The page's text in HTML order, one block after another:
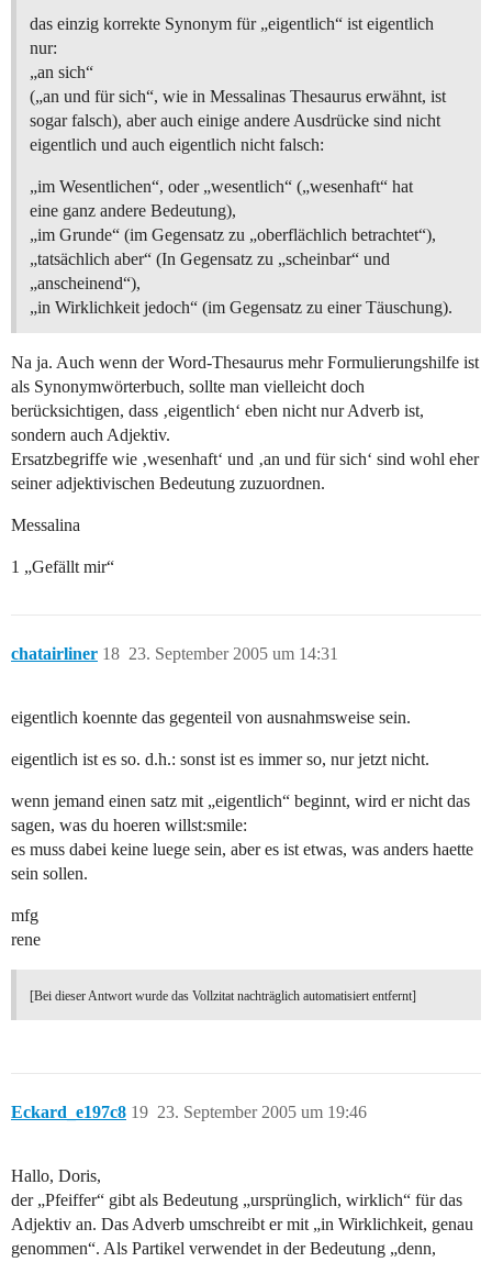
das einzig korrekte Synonym für „eigentlich“ ist eigentlich
nur:
„an sich“
(„an und für sich“, wie in Messalinas Thesaurus erwähnt, ist
sogar falsch), aber auch einige andere Ausdrücke sind nicht
eigentlich und auch eigentlich nicht falsch:
„im Wesentlichen“, oder „wesentlich“ („wesenhaft“ hat
eine ganz andere Bedeutung),
„im Grunde“ (im Gegensatz zu „oberflächlich betrachtet“),
„tatsächlich aber“ (In Gegensatz zu „scheinbar“ und
„anscheinend“),
„in Wirklichkeit jedoch“ (im Gegensatz zu einer Täuschung).
Na ja. Auch wenn der Word-Thesaurus mehr Formulierungshilfe ist
als Synonymwörterbuch, sollte man vielleicht doch
berücksichtigen, dass ‚eigentlich‘ eben nicht nur Adverb ist,
sondern auch Adjektiv.
Ersatzbegriffe wie ‚wesenhaft‘ und ‚an und für sich‘ sind wohl eher
seiner adjektivischen Bedeutung zuzuordnen.
Messalina
1 „Gefällt mir“
chatairliner 23. September 2005 um 14:31
18
eigentlich koennte das gegenteil von ausnahmsweise sein.
eigentlich ist es so. d.h.: sonst ist es immer so, nur jetzt nicht.
wenn jemand einen satz mit „eigentlich“ beginnt, wird er nicht das
sagen, was du hoeren willst:smile:
es muss dabei keine luege sein, aber es ist etwas, was anders haette
sein sollen.
mfg
rene
[Bei dieser Antwort wurde das Vollzitat nachträglich automatisiert entfernt]
Eckard_e197c8 23. September 2005 um 19:46
19
Hallo, Doris,
der „Pfeiffer“ gibt als Bedeutung „ursprünglich, wirklich“ für das
Adjektiv an. Das Adverb umschreibt er mit „in Wirklichkeit, genau
genommen“. Als Partikel verwendet in der Bedeutung „denn,